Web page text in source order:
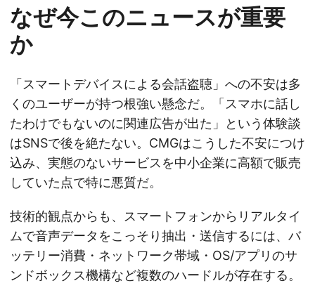
なぜ今このニュースが重要
か
「スマートデバイスによる会話盗聴」への不安は多
くのユーザーが持つ根強い懸念だ。「スマホに話し
たわけでもないのに関連広告が出た」という体験談
はSNSで後を絶たない。CMGはこうした不安につけ
込み、実態のないサービスを中小企業に高額で販売
していた点で特に悪質だ。
技術的観点からも、スマートフォンからリアルタイ
ムで音声データをこっそり抽出・送信するには、バ
ッテリー消費・ネットワーク帯域・OS/アプリのサ
ンドボックス機構など複数のハードルが存在する。